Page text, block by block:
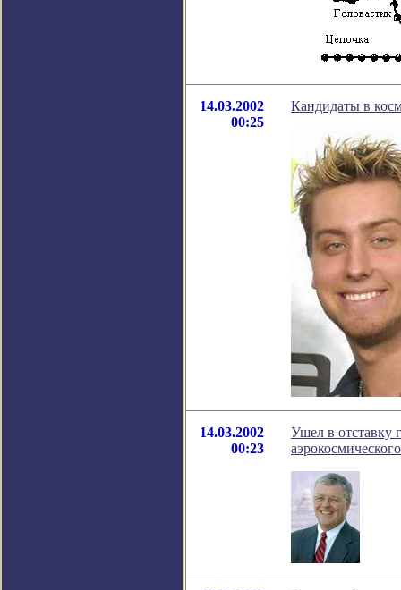
14.03.2002
00:25
Кандидаты в
14.03.2002
00:23
Ушел в отставку